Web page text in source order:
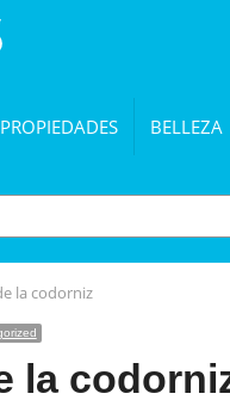
PROPIEDADES BELLEZA
la codorniz
la